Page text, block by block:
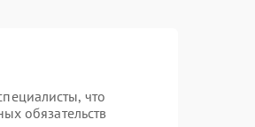
что
обязательств